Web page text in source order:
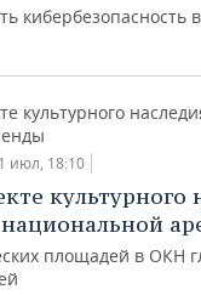
кибербезопасность
июл, 18:10
культурного
площадей в ОКН